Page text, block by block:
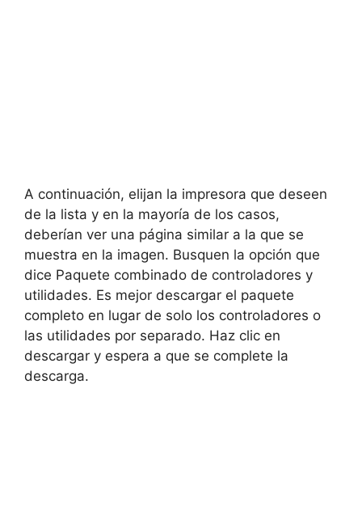
A continuación, elijan la impresora que deseen
de la lista y en la mayoría de los casos,
deberían ver una página similar a la que se
muestra en la imagen. Busquen la opción que
dice Paquete combinado de controladores y
utilidades. Es mejor descargar el paquete
completo en lugar de solo los controladores o
las utilidades por separado. Haz clic en
descargar y espera a que se complete la
descarga.